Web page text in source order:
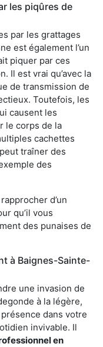
les piqûres de
par les grattages
est également l’un
piquer par ces
Il est vrai qu’avec la
de transmission de
Toutefois, les
causent les
le corps de la
cachettes
traîner des
des
d’un
qu’il vous
des punaises de
à Baignes-Sainte-
une invasion de
à la légère,
dans votre
invivable. Il
en